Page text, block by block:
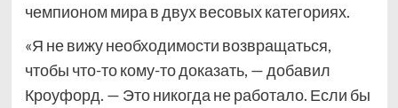
чемпионом мира в двух весовых категориях.
«Я не вижу необходимости возвращаться,
чтобы что-то кому-то доказать, — добавил
Кроуфорд. — Это никогда не работало. Если бы